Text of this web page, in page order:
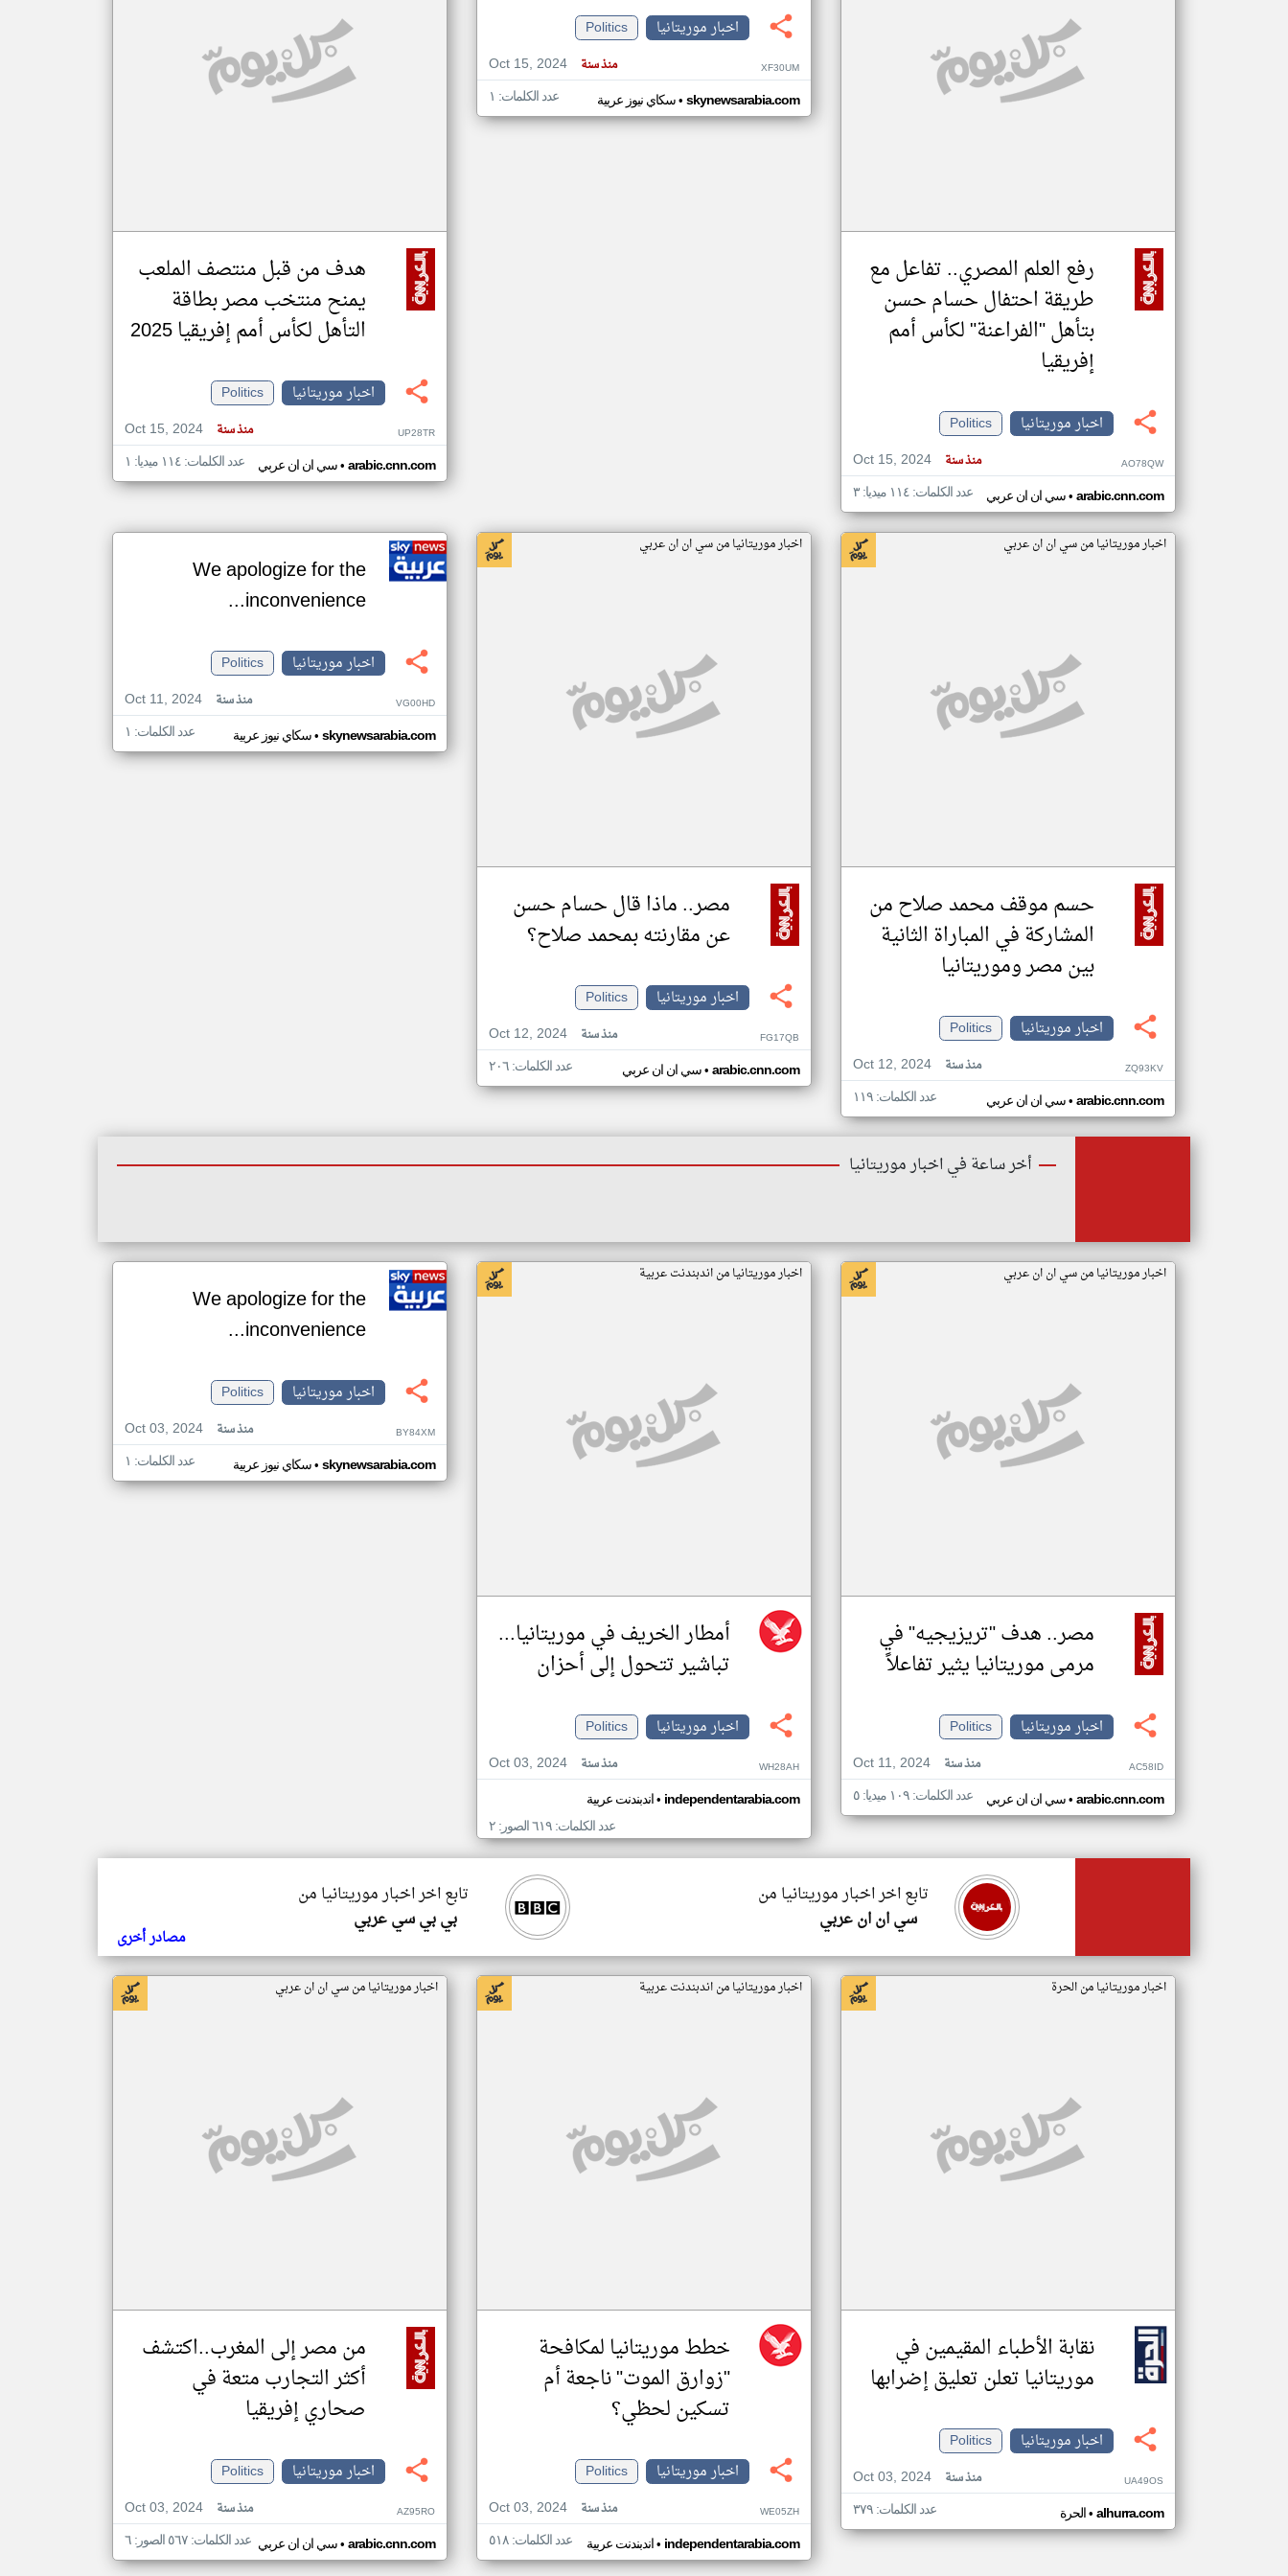
مصادر الأخبار من موريتانيا
رفع العلم المصري.. تفاعل مع
طريقة احتفال حسام حسن
بتأهل "الفراعنة" لكأس أمم
إفريقيا
اخبار موريتانيا
Politics
Oct 15, 2024
منذ سنة AO78QW
سي ان ان عربي• arabic.cnn.com عدد الكلمات: ١١٤ ميديا: ٣
اخبار موريتانيا
Politics
Oct 15, 2024
منذ سنة XF30UM
سكاي نيوز عربية• skynewsarabia.com عدد الكلمات: ١
هدف من قبل منتصف الملعب
يمنح منتخب مصر بطاقة
التأهل لكأس أمم إفريقيا 2025
اخبار موريتانيا
Politics
Oct 15, 2024
منذ سنة UP28TR
سي ان ان عربي• arabic.cnn.com عدد الكلمات: ١١٤ ميديا: ١
اخبار موريتانيا من سي ان ان عربي
حسم موقف محمد صلاح من
المشاركة في المباراة الثانية
بين مصر وموريتانيا
اخبار موريتانيا
Politics
Oct 12, 2024
منذ سنة ZQ93KV
سي ان ان عربي• arabic.cnn.com عدد الكلمات: ١١٩
اخبار موريتانيا من سي ان ان عربي
مصر.. ماذا قال حسام حسن
عن مقارنته بمحمد صلاح؟
اخبار موريتانيا
Politics
Oct 12, 2024
منذ سنة FG17QB
سي ان ان عربي• arabic.cnn.com عدد الكلمات: ٢٠٦
We apologize for the
inconvenience...
اخبار موريتانيا
Politics
Oct 11, 2024
منذ سنة VG00HD
سكاي نيوز عربية• skynewsarabia.com عدد الكلمات: ١
أخر ساعة في اخبار موريتانيا
اخبار موريتانيا من سي ان ان عربي
مصر.. هدف "تريزيجيه" في
مرمى موريتانيا يثير تفاعلاً
اخبار موريتانيا
Politics
Oct 11, 2024
منذ سنة AC58ID
سي ان ان عربي• arabic.cnn.com عدد الكلمات: ١٠٩ ميديا: ٥
اخبار موريتانيا من اندبندنت عربية
أمطار الخريف في موريتانيا...
تباشير تتحول إلى أحزان
اخبار موريتانيا
Politics
Oct 03, 2024
منذ سنة WH28AH
اندبندنت عربية• independentarabia.com
عدد الكلمات: ٦١٩ الصور: ٢
We apologize for the
inconvenience...
اخبار موريتانيا
Politics
Oct 03, 2024
منذ سنة BY84XM
سكاي نيوز عربية• skynewsarabia.com عدد الكلمات: ١
تابع اخر اخبار موريتانيا من
بي بي سي عربي
تابع اخر اخبار موريتانيا من
سي ان ان عربي
مصادر أخرى
اخبار موريتانيا من الحرة
نقابة الأطباء المقيمين في
موريتانيا تعلن تعليق إضرابها
اخبار موريتانيا
Politics
Oct 03, 2024
منذ سنة UA49OS
الحرة• alhurra.com عدد الكلمات: ٣٧٩
اخبار موريتانيا من اندبندنت عربية
خطط موريتانيا لمكافحة
"زوارق الموت" ناجعة أم
تسكين لحظي؟
اخبار موريتانيا
Politics
Oct 03, 2024
منذ سنة WE05ZH
اندبندنت عربية• independentarabia.com عدد الكلمات: ٥١٨
اخبار موريتانيا من سي ان ان عربي
من مصر إلى المغرب..اكتشف
أكثر التجارب متعة في
صحاري إفريقيا
اخبار موريتانيا
Politics
Oct 03, 2024
منذ سنة AZ95RO
سي ان ان عربي• arabic.cnn.com عدد الكلمات: ٥٦٧ الصور: ٦